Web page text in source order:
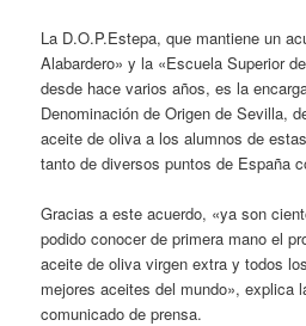
La D.O.P.Estepa, que mantiene un
Alabardero» y la «Escuela Superior
desde hace varios años, es la
Denominación de Origen de Sevilla,
aceite de oliva a los alumnos de
tanto de diversos puntos de España
Gracias a este acuerdo, «ya son
podido conocer de primera mano el
aceite de oliva virgen extra y todos
mejores aceites del mundo», explica
comunicado de prensa.